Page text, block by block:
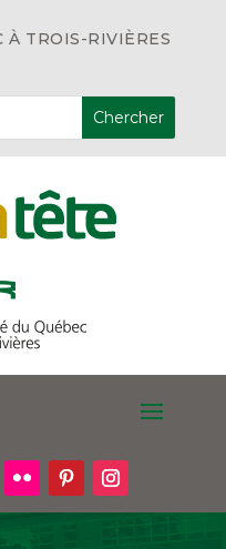
À TROIS-RIVIÈRES